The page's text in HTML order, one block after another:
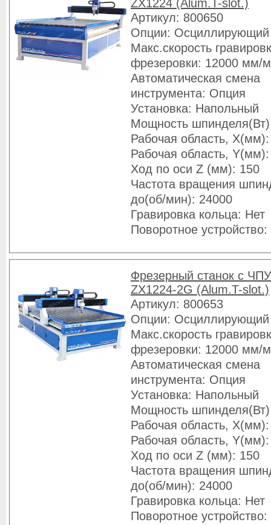
ZX1224 (Alum.T-slot.)
Артикул: 800650
Опции:
Макс.скорость
фрезеровки: 12000 мм/
Автоматическая смена
инструмента: Опция
Установка: Напольный
Мощность
Рабочая область,
Рабочая область,
Ход по оси Z (мм): 150
Частота вращения
до(об/мин): 24000
Гравировка кольца: Нет
Поворотное
Фрезерный станок с
ZX1224-2G (Alum.T-slot.)
Артикул: 800653
Опции:
Макс.скорость
фрезеровки: 12000 мм/
Автоматическая смена
инструмента: Опция
Установка: Напольный
Мощность
Рабочая область,
Рабочая область,
Ход по оси Z (мм): 150
Частота вращения
до(об/мин): 24000
Гравировка кольца: Нет
Поворотное